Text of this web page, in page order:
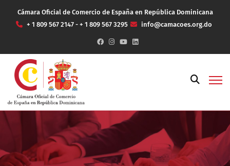
Cámara Oficial de Comercio de España en República Dominicana
+ 1 809 567 2147 - + 1 809 567 3295
info@camacoes.org.do